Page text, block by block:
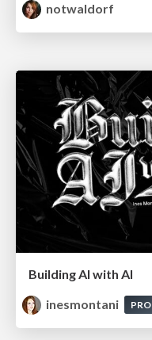
notwaldorf
Building AI with AI
inesmontani
PRO